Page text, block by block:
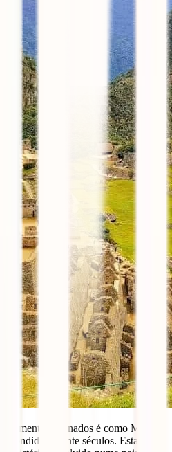
fascinados é como Machu
durante séculos. Esta